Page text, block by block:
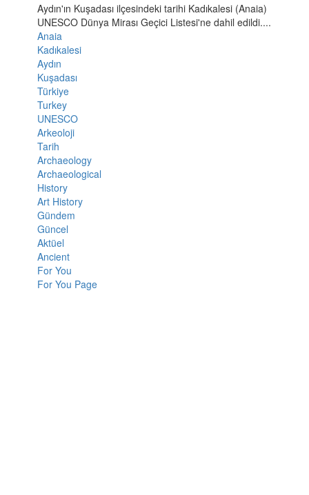
Aydın'ın Kuşadası ilçesindeki tarihi Kadıkalesi (Anaia)
UNESCO Dünya Mirası Geçici Listesi'ne dahil edildi....
Anaia
Kadıkalesi
Aydın
Kuşadası
Türkiye
Turkey
UNESCO
Arkeoloji
Tarih
Archaeology
Archaeological
History
Art History
Gündem
Güncel
Aktüel
Ancient
For You
For You Page